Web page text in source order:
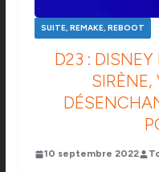
SUITE, REMAKE, REBOOT
D23 : DISNEY
SIRÈNE,
10 septembre 2022